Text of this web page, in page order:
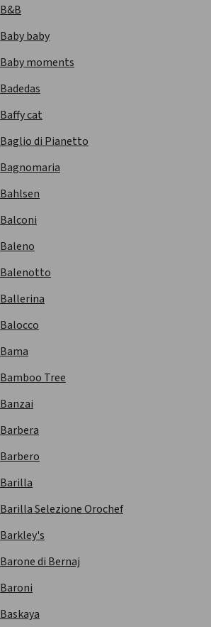
B&B
Baby baby
Baby moments
Badedas
Baffy cat
Baglio di Pianetto
Bagnomaria
Bahlsen
Balconi
Baleno
Balenotto
Ballerina
Balocco
Bama
Bamboo Tree
Banzai
Barbera
Barbero
Barilla
Barilla Selezione Orochef
Barkley's
Barone di Bernaj
Baroni
Baskaya